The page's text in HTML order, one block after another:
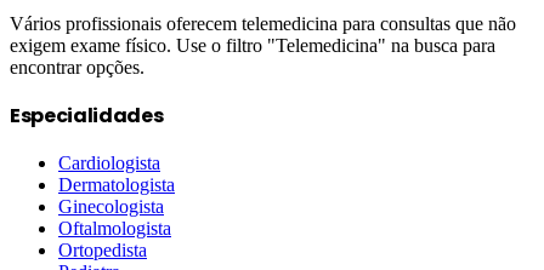
Vários profissionais oferecem telemedicina para consultas que não
exigem exame físico. Use o filtro "Telemedicina" na busca para
encontrar opções.
Especialidades
Cardiologista
Dermatologista
Ginecologista
Oftalmologista
Ortopedista